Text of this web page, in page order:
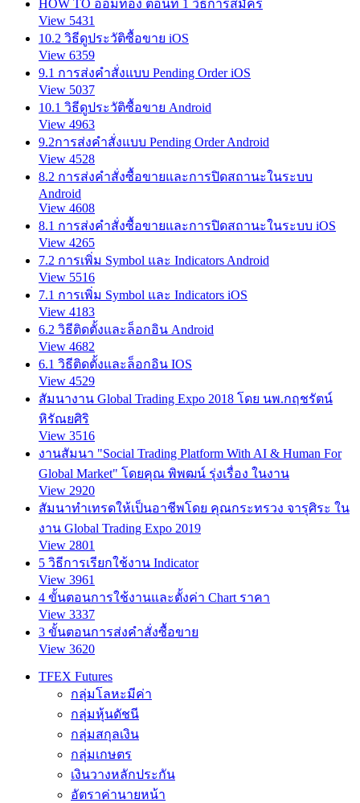
HOW TO ออมทอง ตอนที่ 1 วิธีการสมัคร
View 5431
10.2 วิธีดูประวัติซื้อขาย iOS
View 6359
9.1 การส่งคำสั่งแบบ Pending Order iOS
View 5037
10.1 วิธีดูประวัติซื้อขาย Android
View 4963
9.2การส่งคำสั่งแบบ Pending Order Android
View 4528
8.2 การส่งคำสั่งซื้อขายและการปิดสถานะในระบบ
Android
View 4608
8.1 การส่งคำสั่งซื้อขายและการปิดสถานะในระบบ iOS
View 4265
7.2 การเพิ่ม Symbol และ Indicators Android
View 5516
7.1 การเพิ่ม Symbol และ Indicators iOS
View 4183
6.2 วิธีติดตั้งและล็อกอิน Android
View 4682
6.1 วิธีติดตั้งและล็อกอิน IOS
View 4529
สัมนางาน Global Trading Expo 2018 โดย นพ.กฤชรัตน์
หิรัณยศิริ
View 3516
งานสัมนา "Social Trading Platform With AI & Human For
Global Market" โดยคุณ พิพฒน์ รุ่งเรื่อง ในงาน
View 2920
สัมนาทำเทรดให้เป็นอาชีพโดย คุณกระทรวง จารุศิระ ใน
งาน Global Trading Expo 2019
View 2801
5 วิธีการเรียกใช้งาน Indicator
View 3961
4 ขั้นตอนการใช้งานและตั้งค่า Chart ราคา
View 3337
3 ขั้นตอนการส่งคำสั่งซื้อขาย
View 3620
TFEX Futures
กลุ่มโลหะมีค่า
กลุ่มหุ้นดัชนี
กลุ่มสกุลเงิน
กลุ่มเกษตร
เงินวางหลักประกัน
อัตราค่านายหน้า